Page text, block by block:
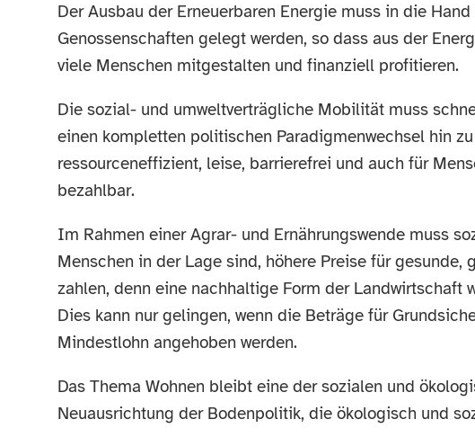
Der Ausbau der Erneuerbaren Energie muss in die
Genossenschaften gelegt werden, so dass aus der
viele Menschen mitgestalten und finanziell profitieren.
Die sozial- und umweltverträgliche Mobilität muss
einen kompletten politischen Paradigmenwechsel hin
ressourceneffizient, leise, barrierefrei und auch für
bezahlbar.
Im Rahmen einer Agrar- und Ernährungswende muss
Menschen in der Lage sind, höhere Preise für
zahlen, denn eine nachhaltige Form der Landwirtschaft
Dies kann nur gelingen, wenn die Beträge für
Mindestlohn angehoben werden.
Das Thema Wohnen bleibt eine der sozialen und
Neuausrichtung der Bodenpolitik, die ökologisch und